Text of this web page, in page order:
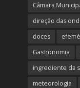
Câmara
direção das
doces
Gastronomia
ingrediente da
meteorologia